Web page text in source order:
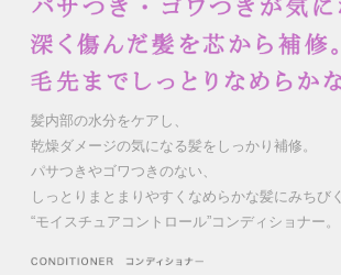
髪内部の水分をケアし、
乾燥ダメージの気になる髪をしっかり補修。
パサつきやゴワつきのない、
しっとりまとまりやすくなめらかな髪にみちびく
“モイスチュアコントロール”コンディショナー。